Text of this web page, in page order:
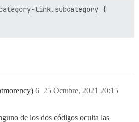
link.subcategory {
25 Octubre, 2021 20:15
6
de los dos códigos oculta las